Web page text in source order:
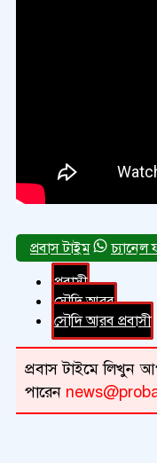
প্রবাসী
সৌদি আরব
সৌদি আরব প্রবাসী
প্রবাস টাইমে লিখুন
পারেন